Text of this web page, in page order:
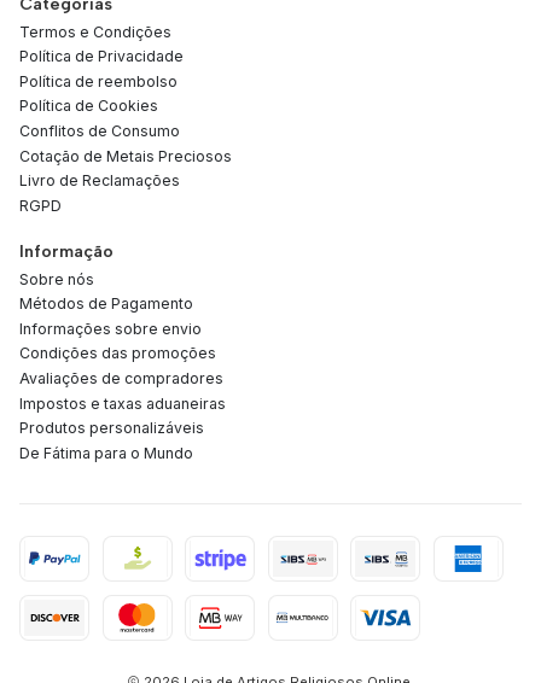
Termos e Condições
Política de Privacidade
Política de reembolso
Política de Cookies
Conflitos de Consumo
Cotação de Metais Preciosos
Livro de Reclamações
RGPD
Informação
Sobre nós
Métodos de Pagamento
Informações sobre envio
Condições das promoções
Avaliações de compradores
Impostos e taxas aduaneiras
Produtos personalizáveis
De Fátima para o Mundo